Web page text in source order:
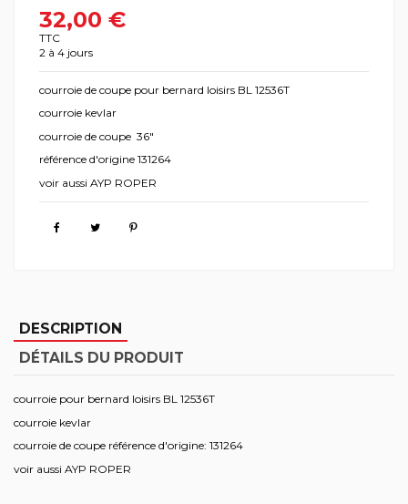
32,00 €
TTC
2 à 4 jours
courroie de coupe pour bernard loisirs BL 12536T
courroie kevlar
courroie de coupe 36"
référence d'origine 131264
voir aussi AYP ROPER
DESCRIPTION
DÉTAILS DU PRODUIT
courroie pour bernard loisirs BL 12536T
courroie kevlar
courroie de coupe référence d'origine: 131264
voir aussi AYP ROPER